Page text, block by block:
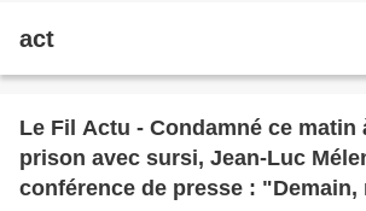
act
Le Fil Actu - Condamné ce matin
prison avec sursi, Jean-Luc
conférence de presse :